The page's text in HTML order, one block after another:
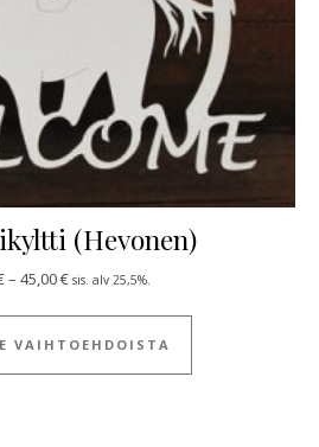
(Hevonen)
– 45,00€Hintaluokka: 37,00 € - 45,00 €
sis. alv 25,5%.
VAIHTOEHDOISTA
Tällä tuotteella